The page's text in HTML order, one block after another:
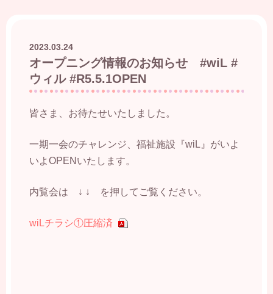
2023.03.24
オープニング情報のお知らせ #wiL #
ウィル #R5.5.1OPEN
皆さま、お待たせいたしました。
一期一会のチャレンジ、福祉施設『wiL』がいよ
いよOPENいたします。
内覧会は ↓ ↓ を押してご覧ください。
wiLチラシ①圧縮済